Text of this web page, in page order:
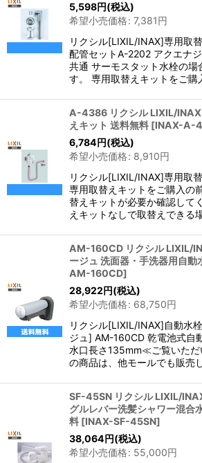
5,598円(税込)
希望小売価格: 7,381円
リクシル[LIXIL/INAX]専用取
配管セットA-2202 アクエナ
共通 サーモスタット水栓の場
す。 専用取替えキットをご
A-4386 リクシル LIXIL/INAX
えキット 送料無料 [INAX-A-
6,784円(税込)
希望小売価格: 8,910円
リクシル[LIXIL/INAX]専用取
専用取替えキットをご購入の
替えキットが必要か確認して
えキットなしで取替えできる
AM-160CD リクシル LIXIL/
ージュ 洗面器・手洗器用自動
AM-160CD]
28,922円(税込)
希望小売価格: 68,750円
リクシル[LIXIL/INAX]自動水
ジュ] AM-160CD 乾電池式自
水口長さ135mm≪ご覧いただ
の商品は、他モールでも販売
SF-45SN リクシル LIXIL/
グルレバー洗髪シャワー混合
料 [INAX-SF-45SN]
38,064円(税込)
希望小売価格: 55,000円